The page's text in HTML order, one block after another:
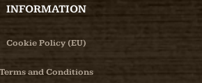
INFORMATION
Cookie Policy (EU)
Terms and Conditions